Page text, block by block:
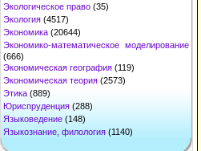
Экологическое право (35)
Экология (4517)
Экономика (20644)
Экономико-математическое моделирование
(666)
Экономическая география (119)
Экономическая теория (2573)
Этика (889)
Юриспруденция (288)
Языковедение (148)
Языкознание, филология (1140)